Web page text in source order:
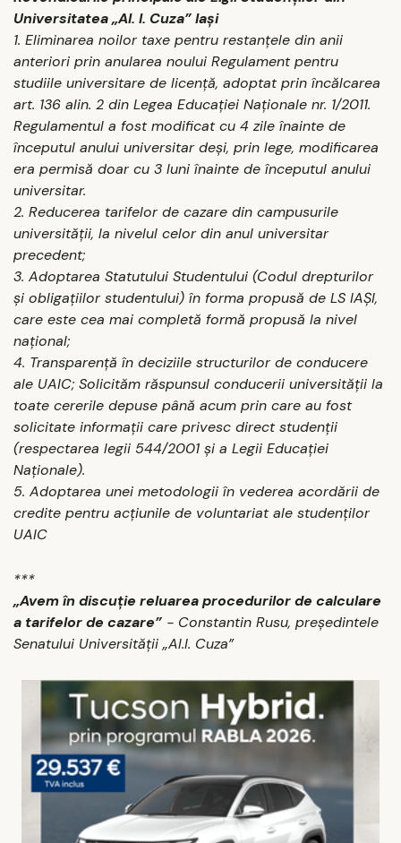
Universitatea „Al. I. Cuza” Iaşi
1. Eliminarea noilor taxe pentru restanţele din anii
anteriori prin anularea noului Regulament pentru
studiile universitare de licenţă, adoptat prin încălcarea
art. 136 alin. 2 din Legea Educaţiei Naţionale nr. 1/2011.
Regulamentul a fost modificat cu 4 zile înainte de
începutul anului universitar deşi, prin lege, modificarea
era permisă doar cu 3 luni înainte de începutul anului
universitar.
2. Reducerea tarifelor de cazare din campusurile
universităţii, la nivelul celor din anul universitar
precedent;
3. Adoptarea Statutului Studentului (Codul drepturilor
şi obligaţiilor studentului) în forma propusă de LS IAŞI,
care este cea mai completă formă propusă la nivel
naţional;
4. Transparenţă în deciziile structurilor de conducere
ale UAIC; Solicităm răspunsul conducerii universităţii la
toate cererile depuse până acum prin care au fost
solicitate informaţii care privesc direct studenţii
(respectarea legii 544/2001 şi a Legii Educaţiei
Naţionale).
5. Adoptarea unei metodologii în vederea acordării de
credite pentru acţiunile de voluntariat ale studenţilor
UAIC
***
„Avem în discuţie reluarea procedurilor de calculare
a tarifelor de cazare” - Constantin Rusu, preşedintele
Senatului Universităţii „Al.I. Cuza”